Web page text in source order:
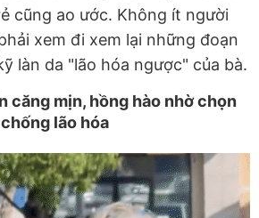
cũng ao ước. Không ít người
xem đi xem lại những đoạn
làn da "lão hóa ngược" của bà.
căng mịn, hồng hào nhờ chọn
lão hóa